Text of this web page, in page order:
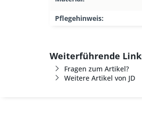
Pflegehinweis:
Weiterführende
Fragen zum Artikel?
Weitere Artikel von JD